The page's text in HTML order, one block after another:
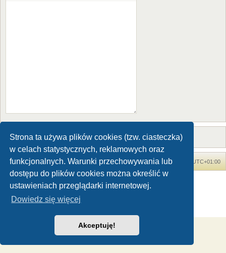
Strona ta używa plików cookies (tzw. ciasteczka)
w celach statystycznych, reklamowych oraz
funkcjonalnych. Warunki przechowywania lub
dostępu do plików cookies można określić w
ustawieniach przeglądarki internetowej.
Dowiedz się więcej
Akceptuję!
Forum Dinozaury.com Strona główna Strefa czasowa UTC+01:00
Technologię dostarczaphpBB® Forum Software © phpBB Limited
Polski pakiet językowy dostarcza